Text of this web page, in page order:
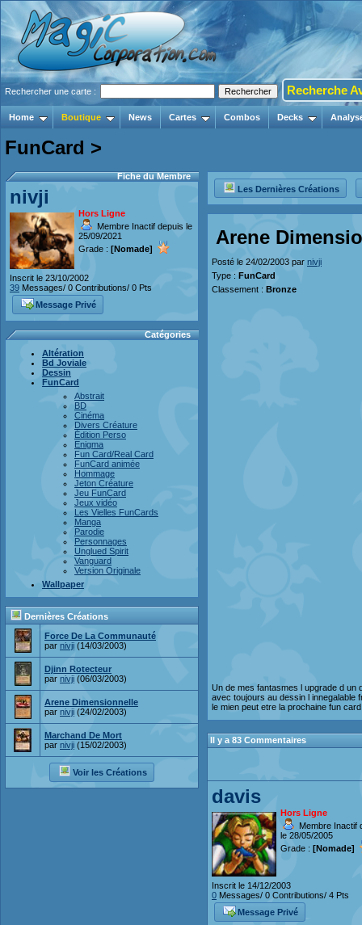
Rechercher une carte : Recherche
Home Boutique News Cartes Combos Decks
FunCard >
Fiche du Membre
nivji
Hors Ligne
Membre Inactif depuis le
25/09/2021
Grade : [Nomade]
Inscrit le 23/10/2002
39 Messages/ 0 Contributions/ 0 Pts
Message Privé
Catégories
Altération
Bd Joviale
Dessin
FunCard
Abstrait
BD
Cinéma
Divers Créature
Édition Perso
Enigma
Fun Card/Real Card
FunCard animée
Hommage
Jeton Créature
Jeu FunCard
Jeux vidéo
Les Vielles FunCards
Manga
Parodie
Personnages
Unglued Spirit
Vanguard
Version Originale
Wallpaper
Dernières Créations
Force De La Communauté
par nivji (14/03/2003)
Djinn Rotecteur
par nivji (06/03/2003)
Arene Dimensionnelle
par nivji (24/02/2003)
Marchand De Mort
par nivji (15/02/2003)
Voir les Créations
Les Dernières Créations
Arene
Posté le 24/02/2003 par nivji
Type : FunCard
Classement : Bronze
Un de mes fantasmes l upgrade d un
avec toujours au dessin l innegalable
le mien peut etre la prochaine fun
Il y a 83 Commentaires
davis
Hors Ligne
Membre Inactif
le 28/05/2005
Grade : [Nomade]
Inscrit le 14/12/2003
0 Messages/ 0 Contributions/ 4 Pts
Message Privé